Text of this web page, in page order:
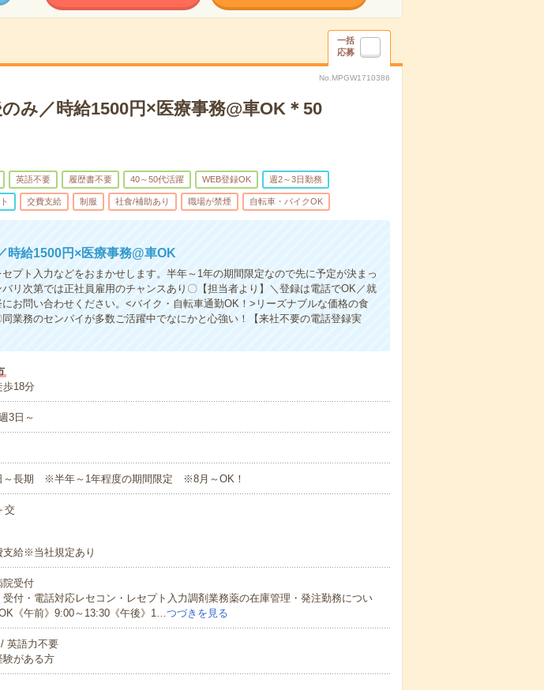
一括
応募
No.MPGW1710386
み／時給1500円×医療事務@車OK＊50
英語不要 履歴書不要 40～50代活躍 WEB登録OK 週2～3日勤務
交費支給 制服 社食/補助あり 職場が禁煙 自転車・バイクOK
時給1500円×医療事務@車OK
プト入力などをおまかせします。半年～1年の期間限定なので先に予定が決まっ
リ次第では正社員雇用のチャンスあり〇【担当者より】＼登録は電話でOK／就
お問い合わせください。<バイク・自転車通勤OK！>リーズナブルな価格の食
業務のセンパイが多数ご活躍中でなにかと心強い！【来社不要の電話登録実
歩18分
3日～
～長期 ※半年～1年程度の期間限定 ※8月～OK！
交
給※当社規定あり
院受付
受付・電話対応レセコン・レセプト入力調剤業務薬の在庫管理・発注勤務につい
《午前》9:00～13:30《午後》1…つづきを見る
英語力不要
験がある方